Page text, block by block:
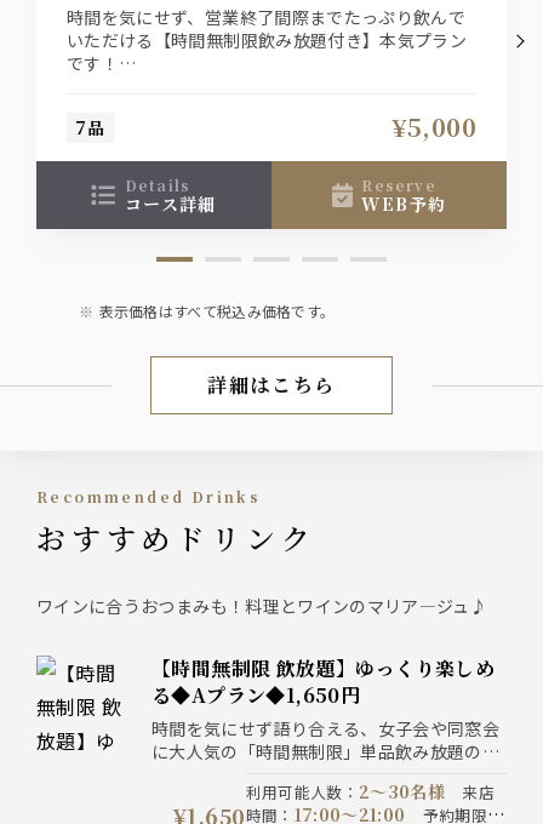
時間を気にせず、営業終了間際までたっぷり飲んで
いただける【時間無制限飲み放題付き】本気プラン
です！
7品 ¥5,000
details
コース詳細
reserve
WEB予約
表示価格はすべて税込み価格です。
宴会コース
詳細はこちら
Recommended Drinks
おすすめドリンク
ワインに合うおつまみも！料理とワインのマリア―ジュ♪
【時間無制限 飲放題】ゆっくり楽しめ
る◆Aプラン◆1,650円
時間を気にせず語り合える、女子会や同窓会
に大人気の「時間無制限」単品飲み放題のプ
クがお得な価格で飲み放題です。
¥1,650
利用可能人数 ： 2〜30名様
来店
時間 ： 17:00〜21:00 予約期限：